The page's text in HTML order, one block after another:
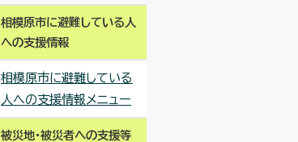
相模原市に避難している人
への支援情報
相模原市に避難している
人への支援情報メニュー
被災地・被災者への支援等